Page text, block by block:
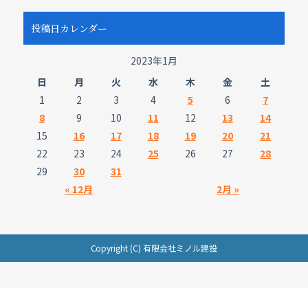
投稿日カレンダー
2023年1月
日
月 火 水 木 金 土
« 12月 2月 »
1 2 3 4 5 6
7
8
9 10 11 12 13
14
15
16 17 18 19 20
21
22
23 24 25 26 27
28
29
30 31
Copyright (C) 有限会社ミノル建設